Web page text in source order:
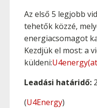
Az első 5 legjobb
tehetők közzé,
energiacsomagot
Kezdjük el most: a
küldeni:
Leadási határidő:
(U4Energy)